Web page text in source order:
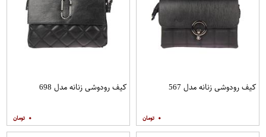
کیف رودوشی زنانه مدل 567
۰
کیف رودوشی زنانه مدل 698
۰